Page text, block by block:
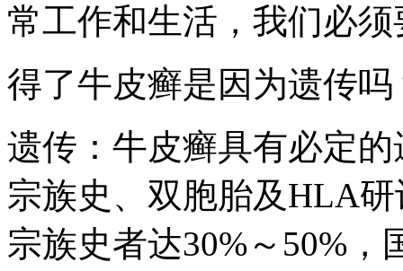
常工作和生活，我们必
得了牛皮癣是因为遗传吗
遗传：牛皮癣具有必定
宗族史、双胞胎及HLA
宗族史者达30%～50%